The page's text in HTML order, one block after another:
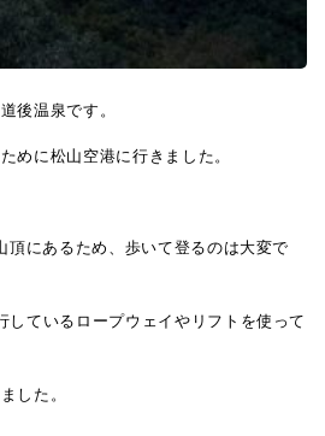
後温泉です。
めに松山空港に行きました。
頂にあるため、歩いて登るのは大変で
しているロープウェイやリフトを使って
した。